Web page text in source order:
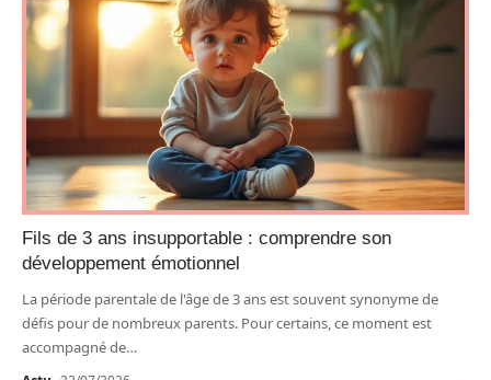
Fils de 3 ans insupportable : comprendre son
développement émotionnel
La période parentale de l'âge de 3 ans est souvent synonyme de
défis pour de nombreux parents. Pour certains, ce moment est
accompagné de…